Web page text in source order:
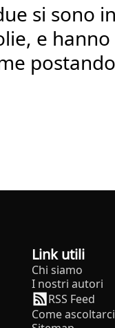
si sono
e
Link utili
Chi siamo
I nostri autori
RSS Feed
Come ascoltarci